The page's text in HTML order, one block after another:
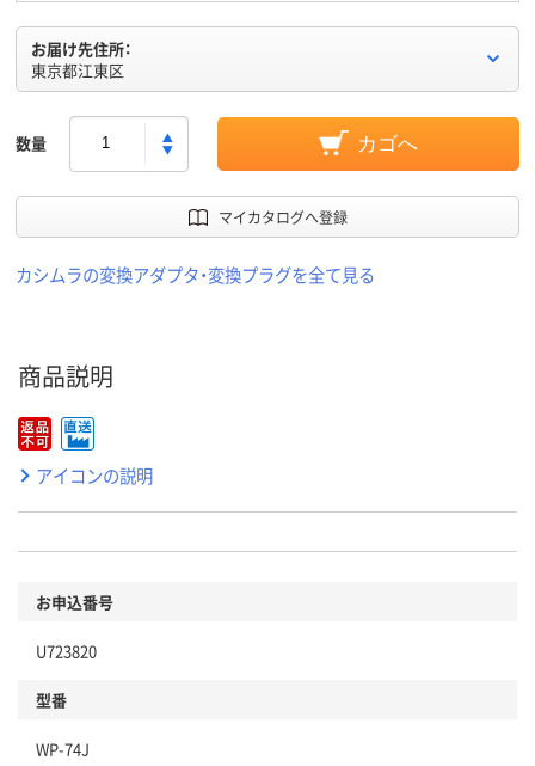
お届け先住所：
東京都江東区
数量 カゴへ
マイカタログへ登録
カシムラの変換アダプタ・変換プラグを全て見る
商品説明
アイコンの説明
お申込番号
U723820
型番
WP-74J